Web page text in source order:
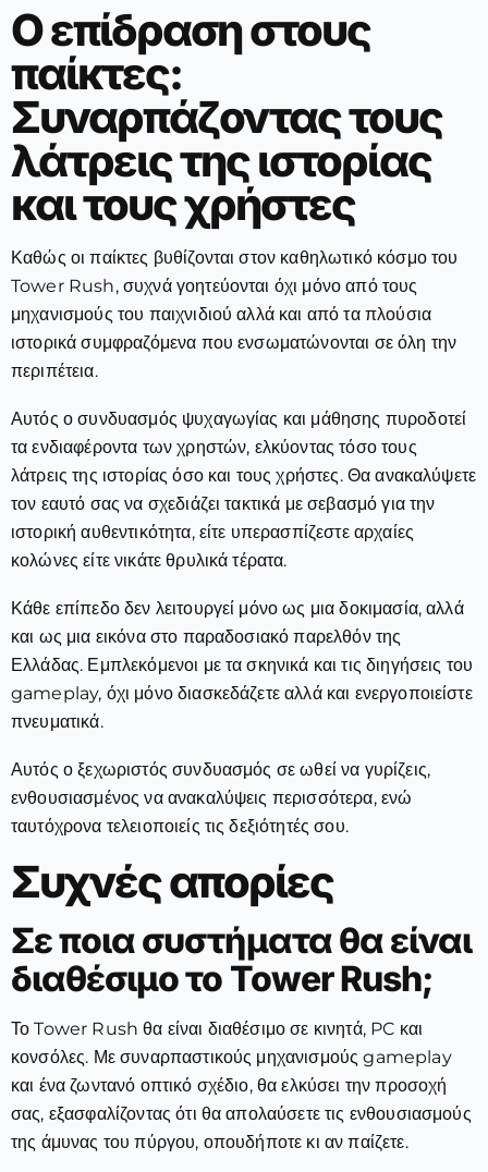
Ο επίδραση στους
παίκτες:
Συναρπάζοντας τους
λάτρεις της ιστορίας
και τους χρήστες
Καθώς οι παίκτες βυθίζονται στον καθηλωτικό κόσμο του
Tower Rush, συχνά γοητεύονται όχι μόνο από τους
μηχανισμούς του παιχνιδιού αλλά και από τα πλούσια
ιστορικά συμφραζόμενα που ενσωματώνονται σε όλη την
περιπέτεια.
Αυτός ο συνδυασμός ψυχαγωγίας και μάθησης πυροδοτεί
τα ενδιαφέροντα των χρηστών, ελκύοντας τόσο τους
λάτρεις της ιστορίας όσο και τους χρήστες. Θα ανακαλύψετε
τον εαυτό σας να σχεδιάζει τακτικά με σεβασμό για την
ιστορική αυθεντικότητα, είτε υπερασπίζεστε αρχαίες
κολώνες είτε νικάτε θρυλικά τέρατα.
Κάθε επίπεδο δεν λειτουργεί μόνο ως μια δοκιμασία, αλλά
και ως μια εικόνα στο παραδοσιακό παρελθόν της
Ελλάδας. Εμπλεκόμενοι με τα σκηνικά και τις διηγήσεις του
gameplay, όχι μόνο διασκεδάζετε αλλά και ενεργοποιείστε
πνευματικά.
Αυτός ο ξεχωριστός συνδυασμός σε ωθεί να γυρίζεις,
ενθουσιασμένος να ανακαλύψεις περισσότερα, ενώ
ταυτόχρονα τελειοποιείς τις δεξιότητές σου.
Συχνές απορίες
Σε ποια συστήματα θα είναι
διαθέσιμο το Tower Rush;
Το Tower Rush θα είναι διαθέσιμο σε κινητά, PC και
κονσόλες. Με συναρπαστικούς μηχανισμούς gameplay
και ένα ζωντανό οπτικό σχέδιο, θα ελκύσει την προσοχή
σας, εξασφαλίζοντας ότι θα απολαύσετε τις ενθουσιασμούς
της άμυνας του πύργου, οπουδήποτε κι αν παίζετε.